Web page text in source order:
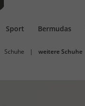
Sport Bermudas
Schuhe | weitere Schuhe